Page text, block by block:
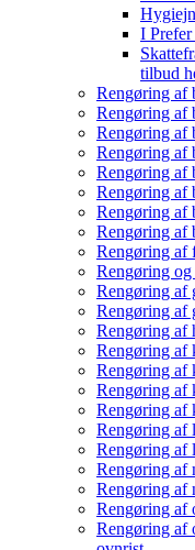
I Prefer
tilbud
Rengøring af
Rengøring af
Rengøring af
Rengøring af
Rengøring af
Rengøring af
Rengøring af
Rengøring af
Rengøring af
Rengøring
Rengøring af
Rengøring af
Rengøring af
Rengøring af
Rengøring af
Rengøring af
Rengøring af
Rengøring af
Rengøring af
Rengøring af
Rengøring af
Rengøring af
Rengøring af